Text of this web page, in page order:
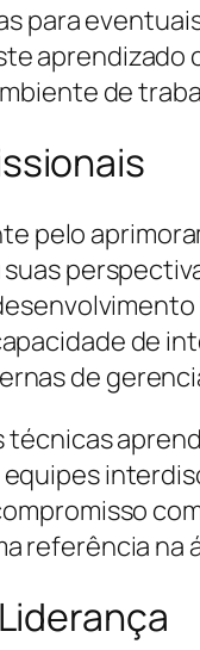
para
aprendizado
de
pelo
de
de
referência na